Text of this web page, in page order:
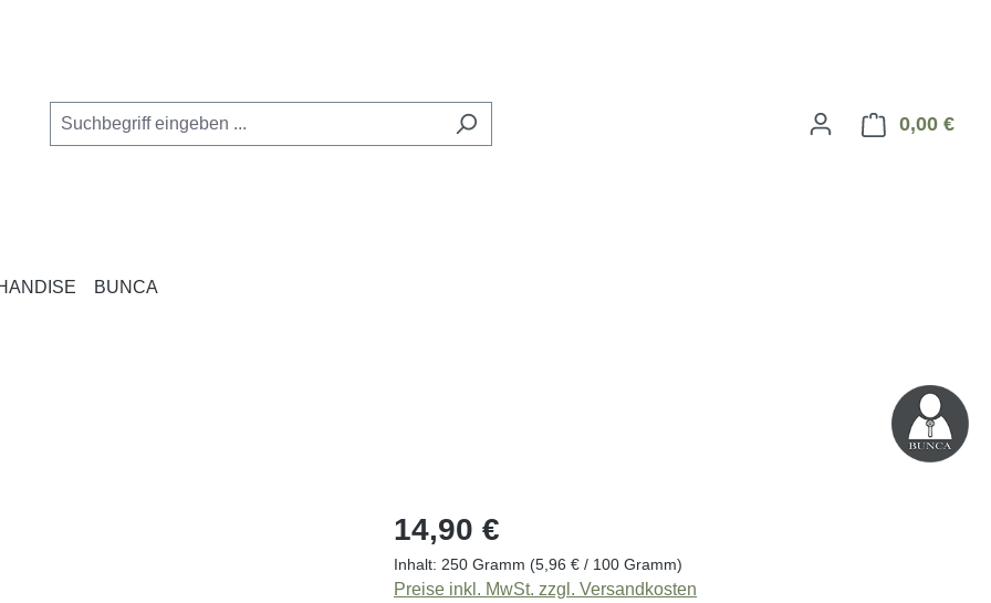
0,00 €
BUNCA
14,90 €
Inhalt: 250 Gramm (5,96 € / 100 Gramm)
Preise inkl. MwSt. zzgl. Versandkosten